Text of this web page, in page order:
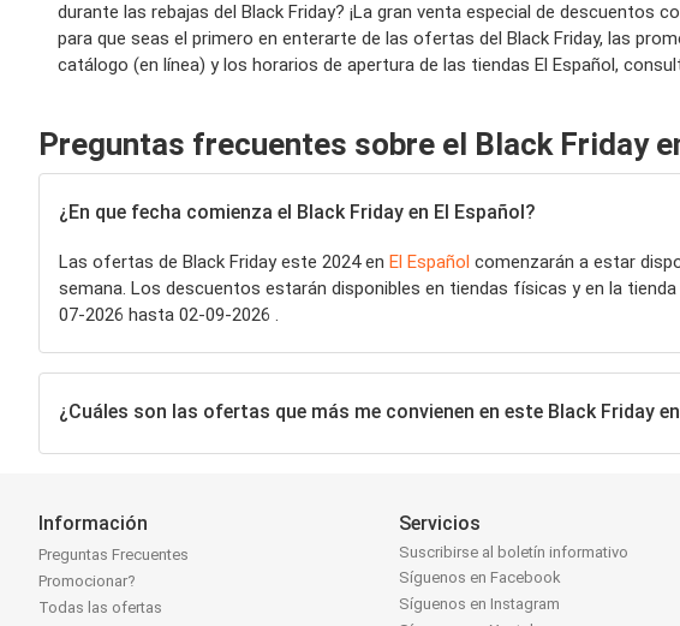
durante las rebajas del Black Friday? ¡La gran venta especial de descuentos
para que seas el primero en enterarte de las ofertas del Black Friday, las
catálogo (en línea) y los horarios de apertura de las tiendas El Español,
Preguntas frecuentes sobre el Black Friday
¿En que fecha comienza el Black Friday en El Español?
Las ofertas de Black Friday este 2024 en El Español comenzarán a estar
semana. Los descuentos estarán disponibles en tiendas físicas y en la tienda
07-2026 hasta 02-09-2026 .
¿Cuáles son las ofertas que más me convienen en este Black Friday
Información
Preguntas Frecuentes
Promocionar?
Todas las ofertas
Servicios
Suscribirse al boletín informativo
Síguenos en Facebook
Síguenos en Instagram